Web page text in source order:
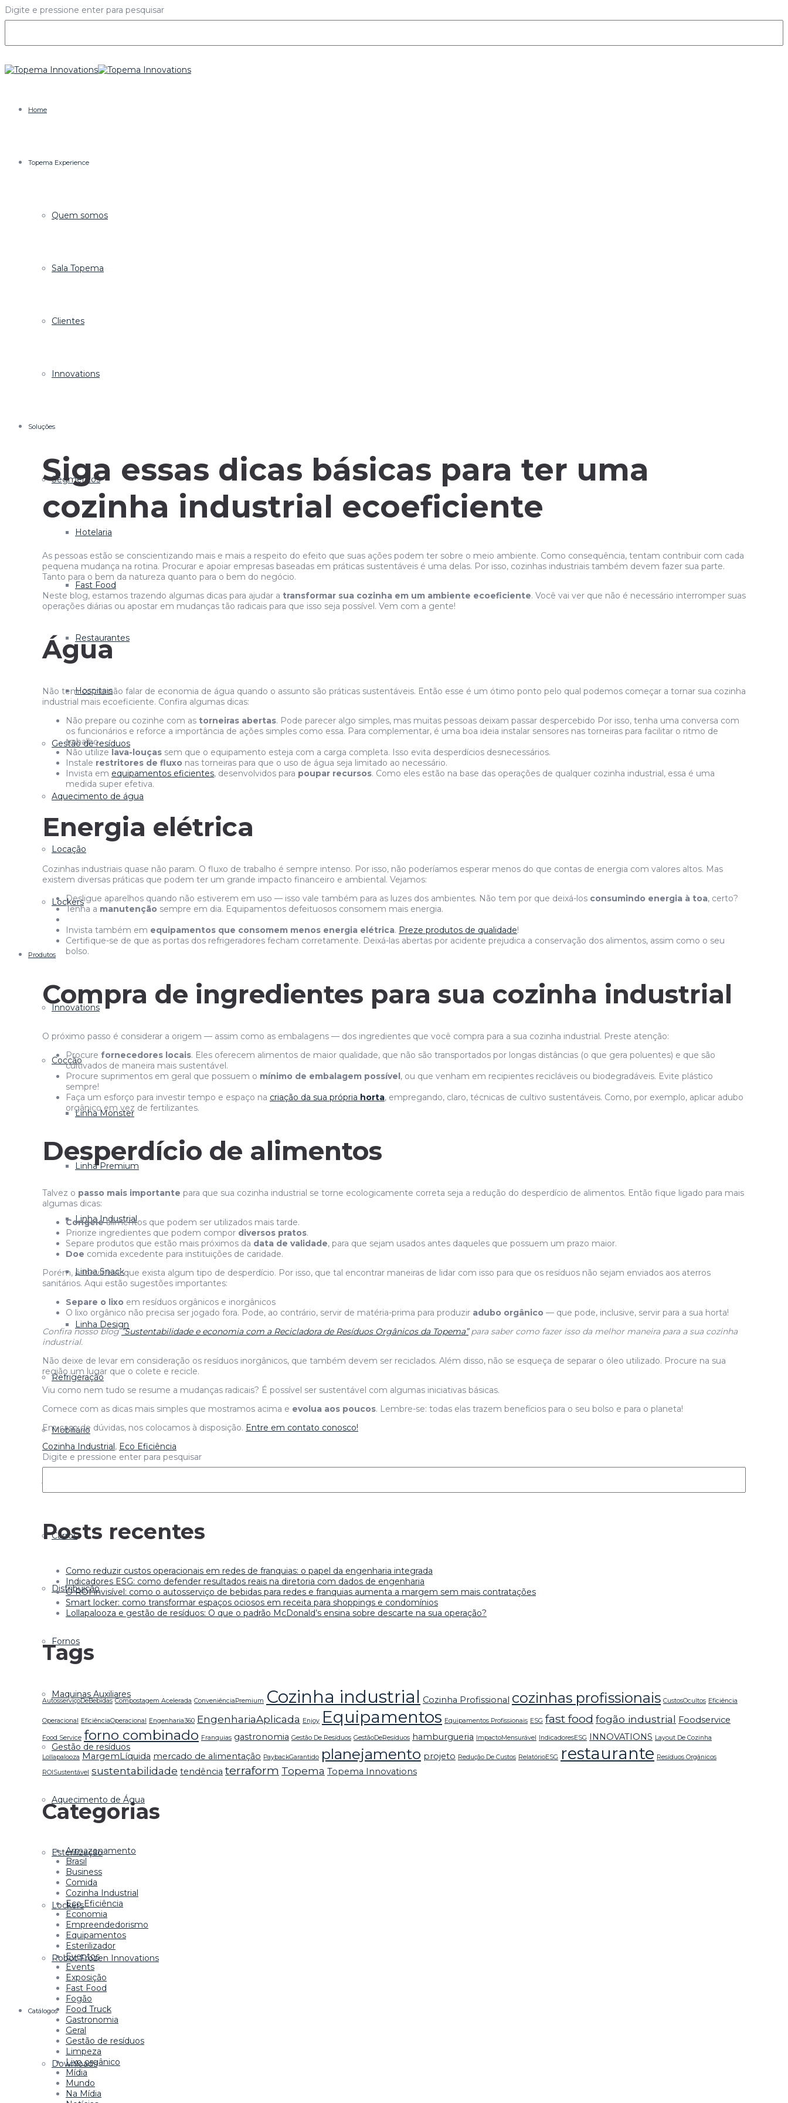
Digite e pressione enter para pesquisar
Home
Topema Experience
Quem somos
Sala Topema
Clientes
Innovations
Soluções
Segmentos
Hotelaria
Fast Food
Restaurantes
Hospitais
Gestão de resíduos
Aquecimento de água
Locação
Lockers
Produtos
Innovations
Cocção
Linha Monster
Linha Premium
Linha Industrial
Linha Snack
Linha Design
Refrigeração
Mobiliário
Carros
Distribuição
Fornos
Maquinas Auxiliares
Gestão de resíduos
Aquecimento de Água
Esterilização
Lockers
Robot Frozen Innovations
Catálogos
Downloads
Siga essas dicas básicas para ter uma
cozinha industrial ecoeficiente
As pessoas estão se conscientizando mais e mais a respeito do efeito que suas ações podem ter sobre o meio ambiente. Como consequência, tentam contribuir com cada
pequena mudança na rotina. Procurar e apoiar empresas baseadas em práticas sustentáveis é uma delas. Por isso, cozinhas industriais também devem fazer sua parte.
Tanto para o bem da natureza quanto para o bem do negócio.
Neste blog, estamos trazendo algumas dicas para ajudar a transformar sua cozinha em um ambiente ecoeficiente. Você vai ver que não é necessário interromper suas
operações diárias ou apostar em mudanças tão radicais para que isso seja possível. Vem com a gente!
Água
Não tem como não falar de economia de água quando o assunto são práticas sustentáveis. Então esse é um ótimo ponto pelo qual podemos começar a tornar sua cozinha
industrial mais ecoeficiente. Confira algumas dicas:
Não prepare ou cozinhe com as torneiras abertas. Pode parecer algo simples, mas muitas pessoas deixam passar despercebido Por isso, tenha uma conversa com
os funcionários e reforce a importância de ações simples como essa. Para complementar, é uma boa ideia instalar sensores nas torneiras para facilitar o ritmo de
trabalho.
Não utilize lava-louças sem que o equipamento esteja com a carga completa. Isso evita desperdícios desnecessários.
Instale restritores de fluxo nas torneiras para que o uso de água seja limitado ao necessário.
Invista em equipamentos eficientes, desenvolvidos para poupar recursos. Como eles estão na base das operações de qualquer cozinha industrial, essa é uma
medida super efetiva.
Energia elétrica
Cozinhas industriais quase não param. O fluxo de trabalho é sempre intenso. Por isso, não poderíamos esperar menos do que contas de energia com valores altos. Mas
existem diversas práticas que podem ter um grande impacto financeiro e ambiental. Vejamos:
Desligue aparelhos quando não estiverem em uso — isso vale também para as luzes dos ambientes. Não tem por que deixá-los consumindo energia à toa, certo?
Tenha a manutenção sempre em dia. Equipamentos defeituosos consomem mais energia.
Invista também em equipamentos que consomem menos energia elétrica. Preze produtos de qualidade!
Certifique-se de que as portas dos refrigeradores fecham corretamente. Deixá-las abertas por acidente prejudica a conservação dos alimentos, assim como o seu
bolso.
Compra de ingredientes para sua cozinha industrial
O próximo passo é considerar a origem — assim como as embalagens — dos ingredientes que você compra para a sua cozinha industrial. Preste atenção:
Procure fornecedores locais. Eles oferecem alimentos de maior qualidade, que não são transportados por longas distâncias (o que gera poluentes) e que são
cultivados de maneira mais sustentável.
Procure suprimentos em geral que possuem o mínimo de embalagem possível , ou que venham em recipientes recicláveis ​​ou biodegradáveis. Evite plástico
sempre!
Faça um esforço para investir tempo e espaço na criação da sua própria horta, empregando, claro, técnicas de cultivo sustentáveis. Como, por exemplo, aplicar adubo
orgânico em vez de fertilizantes.
Desperdício de alimentos
Talvez o passo mais importante para que sua cozinha industrial se torne ecologicamente correta seja a redução do desperdício de alimentos. Então fique ligado para mais
algumas dicas:
Congelealimentos que podem ser utilizados mais tarde.
Priorize ingredientes que podem compor diversos pratos.
Separe produtos que estão mais próximos da data de validade, para que sejam usados antes daqueles que possuem um prazo maior.
Doe comida excedente para instituições de caridade.
Porém, é inevitável que exista algum tipo de desperdício. Por isso, que tal encontrar maneiras de lidar com isso para que os resíduos não sejam enviados aos aterros
sanitários. Aqui estão sugestões importantes:
Separe o lixo em resíduos orgânicos e inorgânicos
O lixo orgânico não precisa ser jogado fora. Pode, ao contrário, servir de matéria-prima para produzir adubo orgânico — que pode, inclusive, servir para a sua horta!
Confira nosso blog”Sustentabilidade e economia com a Recicladora de Resíduos Orgânicos da Topema”para saber como fazer isso da melhor maneira para a sua cozinha
industrial.
Não deixe de levar em consideração os resíduos inorgânicos, que também devem ser reciclados. Além disso, não se esqueça de separar o óleo utilizado. Procure na sua
região um lugar que o colete e recicle.
Viu como nem tudo se resume a mudanças radicais? É possível ser sustentável com algumas iniciativas básicas.
Comece com as dicas mais simples que mostramos acima e evolua aos poucos. Lembre-se: todas elas trazem benefícios para o seu bolso e para o planeta!
Em caso de dúvidas, nos colocamos à disposição. Entre em contato conosco!
Cozinha Industrial , Eco Eficiência
Digite e pressione enter para pesquisar
Posts recentes
Como reduzir custos operacionais em redes de franquias: o papel da engenharia integrada
Indicadores ESG: como defender resultados reais na diretoria com dados de engenharia
O ROI invisível: como o autosserviço de bebidas para redes e franquias aumenta a margem sem mais contratações
Smart locker: como transformar espaços ociosos em receita para shoppings e condomínios
Lollapalooza e gestão de resíduos: O que o padrão McDonald’s ensina sobre descarte na sua operação?
Tags
AutosserviçoDeBebidas Compostagem Acelerada ConveniênciaPremium Cozinha industrial Cozinha Profissional cozinhas profissionais CustosOcultos Eficiência
Operacional EficiênciaOperacional Engenharia360 EngenhariaAplicada Enjoy Equipamentos Equipamentos Profissionais ESG fast food fogão industrial Foodservice
Food Service forno combinado Franquias gastronomia Gestão De Resíduos GestãoDeResíduos hamburgueria ImpactoMensurável IndicadoresESG INNOVATIONS Layout De Cozinha
Lollapalooza MargemLíquida mercado de alimentação PaybackGarantido planejamento projeto Redução De Custos RelatórioESG restaurante Resíduos Orgânicos
ROISustentável sustentabilidade tendência terraform Topema Topema Innovations
Categorias
Armazenamento
Brasil
Business
Comida
Cozinha Industrial
Eco Eficiência
Economia
Empreendedorismo
Equipamentos
Esterilizador
Eventos
Events
Exposição
Fast Food
Fogão
Food Truck
Gastronomia
Geral
Gestão de resíduos
Limpeza
Lixo orgânico
Mídia
Mundo
Na Mídia